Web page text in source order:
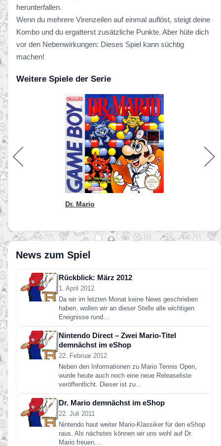
herunterfallen.
Wenn du mehrere Virenzeilen auf einmal auflöst, steigt deine
Kombo und du ergatterst zusätzliche Punkte. Aber hüte dich
vor den Nebenwirkungen: Dieses Spiel kann süchtig
machen!
Weitere Spiele der Serie
Dr. Mario
News zum Spiel
Rückblick: März 2012
1. April 2012
Da wir im letzten Monat keine News geschrieben
haben, wollen wir an dieser Stelle alle wichtigen
Ereignisse rund…
Nintendo Direct – Zwei Mario-Titel
demnächst im eShop
22. Februar 2012
Neben den Informationen zu Mario Tennis Open,
wurde heute auch noch eine neue Releaseliste
veröffentlicht. Dieser ist zu…
Dr. Mario demnächst im eShop
22. Juli 2011
Nintendo haut weiter Mario-Klassiker für den eShop
raus. Als nächstes können wir uns wohl auf Dr.
Mario freuen.…